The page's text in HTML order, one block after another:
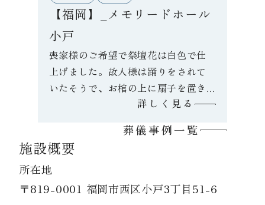
【福岡】_メモリードホール
小戸
喪家様のご希望で祭壇花は白色で仕
上げました。故人様は踊りをされて
いたそうで、お棺の上に扇子を置き
ました。思い出のスライドを皆さま
詳しく見る
葬儀事例一覧
施設概要
所在地
〒819-0001 福岡市西区小戸3丁目51-6